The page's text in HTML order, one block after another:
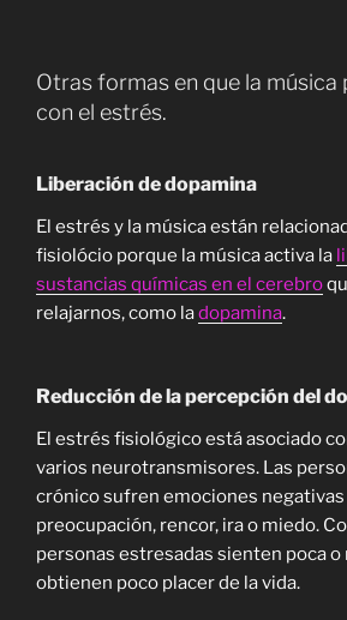
Otras formas en que la música
con el estrés.
Liberación de dopamina
El estrés y la música están
fisiolócio porque la música activa la
sustancias químicas en el cerebro
relajarnos, como ladopamina.
Reducción de la percepción del
El estrés fisiológico está asociado
varios neurotransmisores. Las
crónico sufren emociones
preocupación, rencor, ira o miedo.
personas estresadas sienten poca o
obtienen poco placer de la vida.